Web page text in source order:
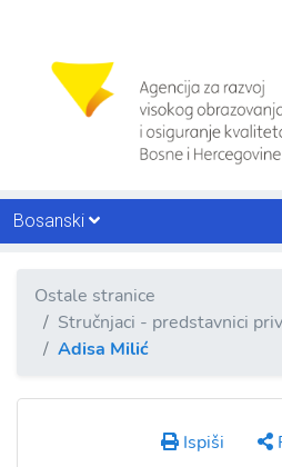
Bosanski
Ostale stranice
Stručnjaci - predstavnici
Adisa Milić
Ispiši